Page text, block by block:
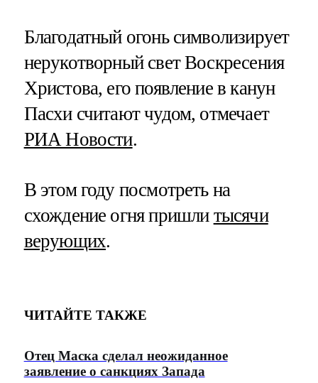
Благодатный огонь символизирует
нерукотворный свет Воскресения
Христова, его появление в канун
Пасхи считают чудом, отмечает
РИА Новости.
В этом году посмотреть на
схождение огня пришли тысячи
верующих.
ЧИТАЙТЕ ТАКЖЕ
Отец Маска сделал неожиданное
заявление о санкциях Запада